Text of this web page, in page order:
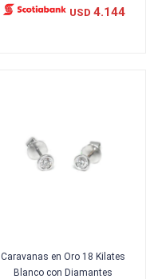
USD 4.144
Caravanas en Oro 18 Kilates
Blanco con Diamantes